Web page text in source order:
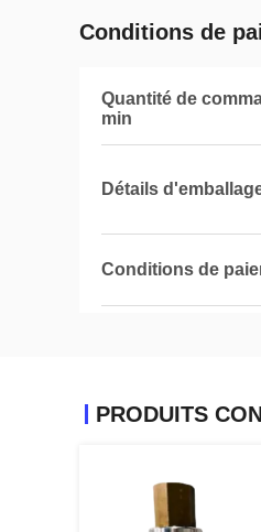
Conditions de
Quantité de
min
Détails
Conditions de
PRODUITS